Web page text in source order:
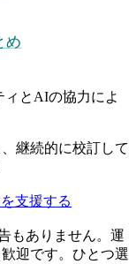
め
ィとAIの協力によ
継続的に校訂して
支援する
もありません。運
迎です。ひとつ選